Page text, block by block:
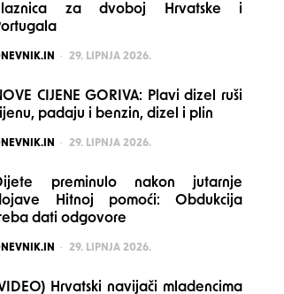
za dvoboj Hrvatske i
29. LIPNJA 2026.
CIJENE GORIVA: Plavi dizel ruši
padaju i benzin, dizel i plin
29. LIPNJA 2026.
preminulo nakon jutarnje
Hitnoj pomoći: Obdukcija
dati odgovore
29. LIPNJA 2026.
Hrvatski navijači mladencima